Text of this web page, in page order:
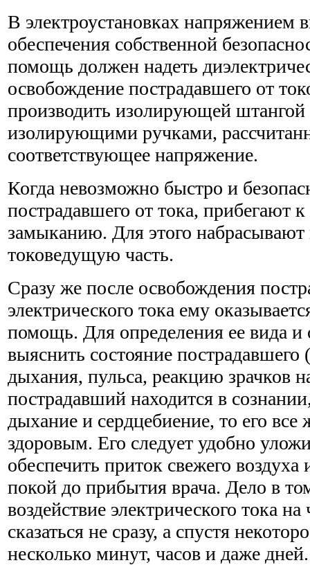
В электроустановках напряжением
обеспечения собственной
помощь должен надеть
освобождение пострадавшего от
производить изолирующей
изолирующими ручками,
соответствующее напряжение.
Когда невозможно быстро и
пострадавшего от тока, прибегают
замыканию. Для этого набрасывают
токоведущую часть.
Сразу же после освобождения
электрического тока ему
помощь. Для определения ее вида и
выяснить состояние пострадавшего
дыхания, пульса, реакцию зрачков
пострадавший находится в
дыхание и сердцебиение, то его все
здоровым. Его следует удобно
обеспечить приток свежего
покой до прибытия врача. Дело в
воздействие электрического тока
сказаться не сразу, а спустя
несколько минут, часов и даже